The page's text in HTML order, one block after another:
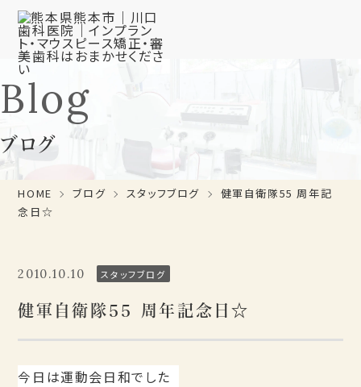
Blog
ブログ
HOME ブログ スタッフブログ
健軍自衛隊55 周年記
念日☆
2010.10.10 スタッフブログ
健軍自衛隊55 周年記念日☆
今日は運動会日和でした